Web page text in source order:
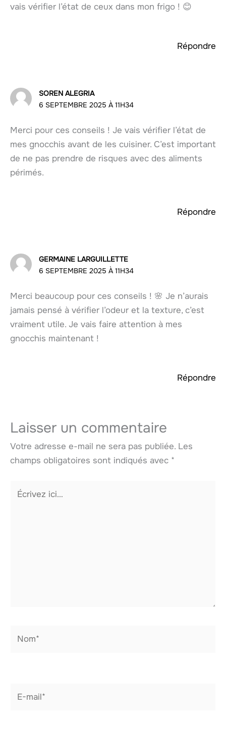
vais vérifier l’état de ceux dans mon frigo ! 😊
Répondre
SOREN ALEGRIA
6 SEPTEMBRE 2025 À 11H34
Merci pour ces conseils ! Je vais vérifier l’état de
mes gnocchis avant de les cuisiner. C’est important
de ne pas prendre de risques avec des aliments
périmés.
Répondre
GERMAINE LARGUILLETTE
6 SEPTEMBRE 2025 À 11H34
Merci beaucoup pour ces conseils ! 🌸 Je n’aurais
jamais pensé à vérifier l’odeur et la texture, c’est
vraiment utile. Je vais faire attention à mes
gnocchis maintenant !
Répondre
Laisser un commentaire
Votre adresse e-mail ne sera pas publiée. Les
champs obligatoires sont indiqués avec *
Écrivez